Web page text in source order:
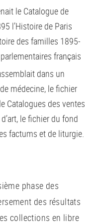
le Catalogue de
l’Histoire de Paris
des familles 1895-
français
dans un
médecine, le fichier
Catalogues des ventes
le fichier du fond
factums et de liturgie.
phase des
des résultats
collections en libre